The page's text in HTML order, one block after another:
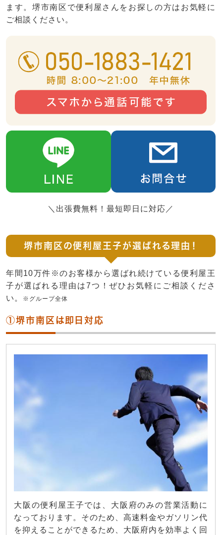
ます。堺市南区で便利屋さんをお探しの方はお気軽に
ご相談ください。
＼出張費無料！最短即日に対応／
堺市南区の便利屋王子が選ばれる理由！
年間10万件※のお客様から選ばれ続けている便利屋王
子が選ばれる理由は7つ！ぜひお気軽にご相談くださ
い。
※グループ全体
①堺市南区は即日対応
大阪の便利屋王子では、大阪府のみの営業活動に
なっております。そのため、高速料金やガソリン代
を抑えることができるため、大阪府内を効率よく回